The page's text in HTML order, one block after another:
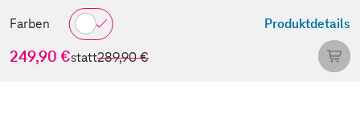
Farben Produktdetails
249,90 €statt289,90 €